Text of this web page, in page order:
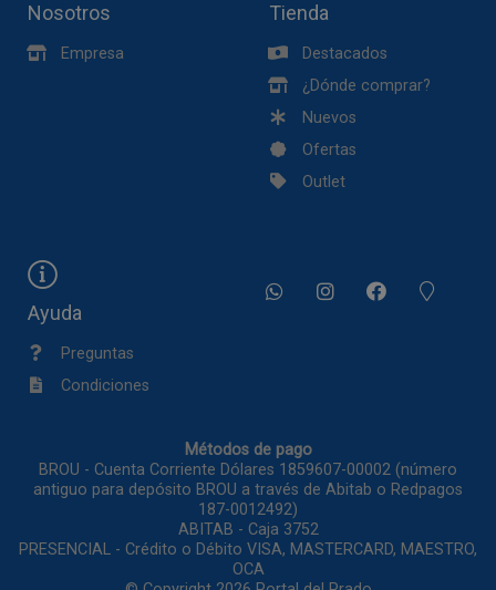
Nosotros
Empresa
Tienda
Destacados
¿Dónde comprar?
Nuevos
Ofertas
Outlet
Ayuda
Preguntas
Condiciones
Métodos de pago
BROU - Cuenta Corriente Dólares 1859607-00002 (número
antiguo para depósito BROU a través de Abitab o Redpagos
187-0012492)
ABITAB - Caja 3752
PRESENCIAL - Crédito o Débito VISA, MASTERCARD, MAESTRO,
OCA